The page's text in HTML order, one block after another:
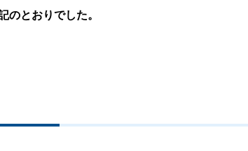
とおりでした。